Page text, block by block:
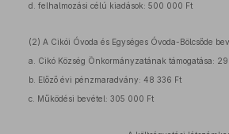
d. felhalmozási célú kiadások: 500 000 Ft
(2) A Cikói Óvoda és Egységes Óvoda-Bölcsőde
a. Cikó Község Önkormányzatának támogatása:
b. Előző évi pénzmaradvány: 48 336 Ft
c. Működési bevétel: 305 000 Ft